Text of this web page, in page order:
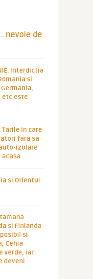
nevoie de
Interdictia
si
etc este
Tarile in care
fara sa
izolare
acasa
si Orientul
si Finlanda
si
Cehia
verde, iar
deveni